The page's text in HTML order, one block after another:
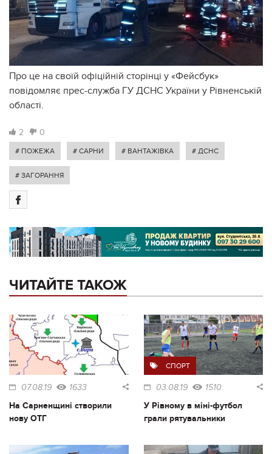
Про це на своїй офіційній сторінці у «Фейсбук»
повідомляє прес-служба ГУ ДСНС України у Рівненській
області.
2 0
# ПОЖЕЖА # САРНИ # ВАНТАЖІВКА # ДСНС
# ЗАГОРАННЯ
ЧИТАЙТЕ ТАКОЖ
07.08.19 1633
На Сарненщині створили
нову ОТГ
СПОРТ
03.08.19 1510
У Рівному в міні-футбол
грали рятувальники